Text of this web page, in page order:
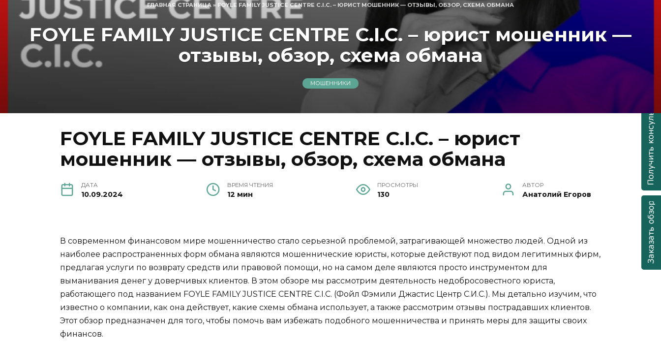
ГЛАВНАЯ СТРАНИЦА » FOYLE FAMILY JUSTICE CENTRE C.I.C. – ЮРИСТ МОШЕННИК — ОТЗЫВЫ, ОБЗОР, СХЕМА ОБМАНА
FOYLE FAMILY JUSTICE CENTRE C.I.C. – юрист мошенник —
отзывы, обзор, схема обмана
МОШЕННИКИ
FOYLE FAMILY JUSTICE CENTRE C.I.C. – юрист
мошенник — отзывы, обзор, схема обмана
ДАТА
10.09.2024
ВРЕМЯ ЧТЕНИЯ
12 мин
ПРОСМОТРЫ
130
АВТОР
Анатолий Егоров
В современном финансовом мире мошенничество стало серьезной проблемой, затрагивающей множество людей. Одной из
наиболее распространенных форм обмана являются мошеннические юристы, которые действуют под видом легитимных фирм,
предлагая услуги по возврату средств или правовой помощи, но на самом деле являются просто инструментом для
выманивания денег у доверчивых клиентов. В этом обзоре мы рассмотрим деятельность недобросовестного юриста,
работающего под названием FOYLE FAMILY JUSTICE CENTRE C.I.C. (Фойл Фэмили Джастис Центр С.И.С.). Мы детально изучим, что
известно о компании, как она действует, какие схемы обмана использует, а также рассмотрим отзывы пострадавших клиентов.
Этот обзор предназначен для того, чтобы помочь вам избежать подобного мошенничества и принять меры для защиты своих
финансов.